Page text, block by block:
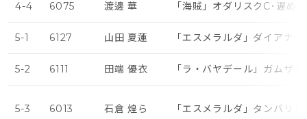
4-4 6075 渡邊 華 「海賊」オダリスクC･遅め
5-1 6127 山田 夏蓮 「エスメラルダ」ダイアナ･
5-2 6111 田端 優衣 「ラ・バヤデール」ガムザ
5-3 6013 石倉 煌ら 「エスメラルダ」タンバリ